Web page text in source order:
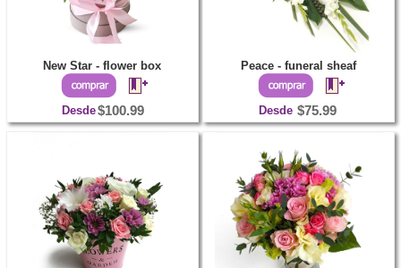
New Star - flower box
Desde$100.99
Peace - funeral sheaf
Desde $75.99